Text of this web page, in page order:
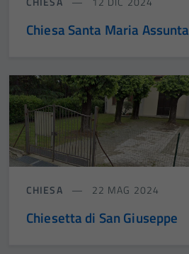
Chiesa Santa Maria Assunta
CHIESA 22 MAG 2024
Chiesetta di San Giuseppe